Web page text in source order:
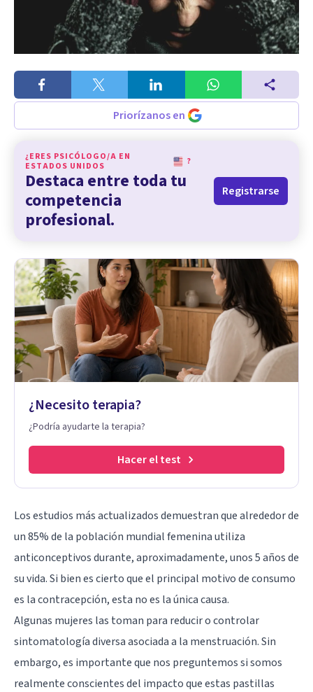
Priorízanos en
¿ERES PSICÓLOGO/A EN
ESTADOS UNIDOS
?
Destaca entre toda tu
competencia
profesional.
Registrarse
¿Necesito terapia?
¿Podría ayudarte la terapia?
Hacer el test
Los estudios más actualizados demuestran que alrededor de
un 85% de la población mundial femenina utiliza
anticonceptivos durante, aproximadamente, unos 5 años de
su vida. Si bien es cierto que el principal motivo de consumo
es la contracepción, esta no es la única causa.
Algunas mujeres las toman para reducir o controlar
sintomatología diversa asociada a la menstruación. Sin
embargo, es importante que nos preguntemos si somos
realmente conscientes del impacto que estas pastillas